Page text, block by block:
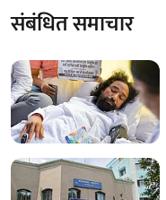
संबंधित समाचार